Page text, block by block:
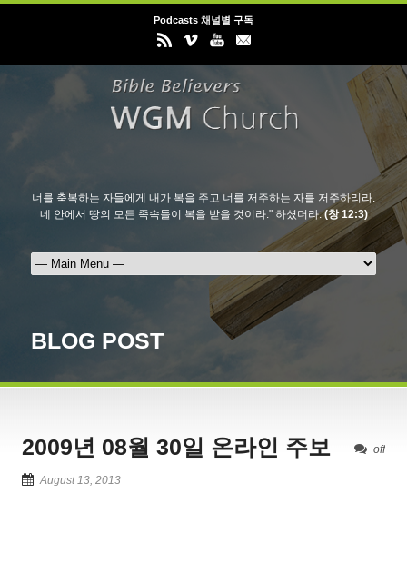
Podcasts 채널별 구독
너를 축복하는 자들에게 내가 복을 주고 너를 저주하는 자를 저주하리라.
네 안에서 땅의 모든 족속들이 복을 받을 것이라." 하셨더라.(창 12:3)
BLOG POST
off
2009년 08월 30일 온라인 주보
August 13, 2013